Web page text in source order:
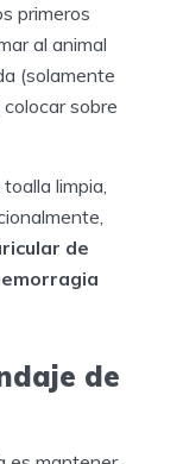
primeros
al animal
(solamente
sobre
limpia,
de
de